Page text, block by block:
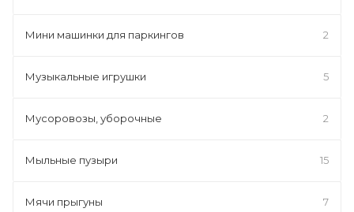
Мини машинки для паркингов 2
Музыкальные игрушки 5
Мусоровозы, уборочные 2
Мыльные пузыри 15
Мячи прыгуны 7